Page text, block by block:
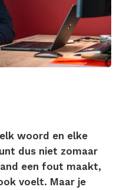
woord en elke
dus niet zomaar
een fout maakt,
voelt. Maar je